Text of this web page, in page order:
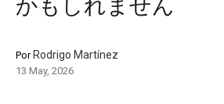
かもしれません
Por Rodrigo Martínez
13 May, 2026